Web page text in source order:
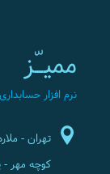
ممیـّز
نرم افزار
تهران -
کوچه مهر - پلاک 6